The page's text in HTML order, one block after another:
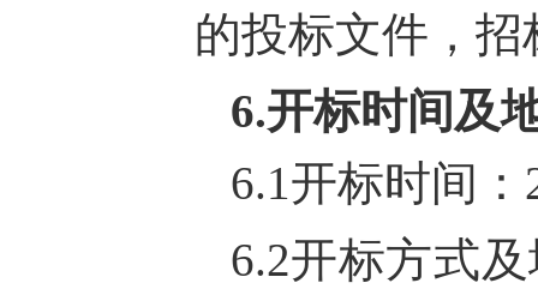
的投标文件，
6.开标时间及
6.1开标时间
6.2开标方式